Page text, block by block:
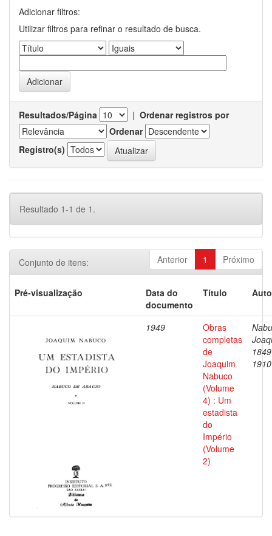
Adicionar filtros:
Utilizar filtros para refinar o resultado de busca.
Resultados/Página | Ordenar registros por
Ordenar
Registro(s)
Resultado 1-1 de 1.
Anterior 1 Próximo
Conjunto de itens:
Pré-visualização
Data do
documento
Título
1949
Obras
completas
de
Joaquim
Nabuco
(Volume
4) : Um
estadista
do
Império
(Volume
2)
1910